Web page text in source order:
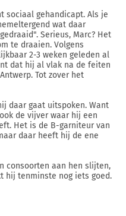
sociaal gehandicapt. Als je
wat daar
Serieus, Marc? Het
te draaien. Volgens
2-3 weken geleden al
dat hij al vlak na de feiten
Tot zover het
daar gaat uitspoken. Want
de vijver waar hij een
Het is de B-garniteur van
daar heeft hij de ene
consoorten aan hen slijten,
hij tenminste nog iets goed.